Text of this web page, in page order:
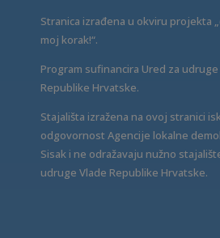
Stranica izrađena u okviru projekta
moj korak!“.
Program sufinancira Ured za udruge
Republike Hrvatske.
Stajališta izražena na ovoj stranici
odgovornost Agencije lokalne
Sisak i ne odražavaju nužno
udruge Vlade Republike Hrvatske.